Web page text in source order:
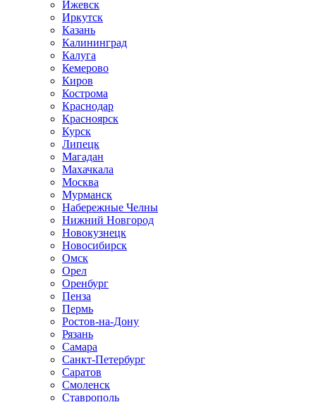
Ижевск
Иркутск
Казань
Калининград
Калуга
Кемерово
Киров
Кострома
Краснодар
Красноярск
Курск
Липецк
Магадан
Махачкала
Москва
Мурманск
Набережные Челны
Нижний Новгород
Новокузнецк
Новосибирск
Омск
Орел
Оренбург
Пенза
Пермь
Ростов-на-Дону
Рязань
Самара
Санкт-Петербург
Саратов
Смоленск
Ставрополь